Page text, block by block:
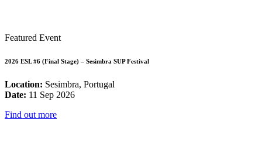
Featured Event
2026 ESL #6 (Final Stage) – Sesimbra SUP Festival
Location: Sesimbra, Portugal
Date: 11 Sep 2026
Find out more